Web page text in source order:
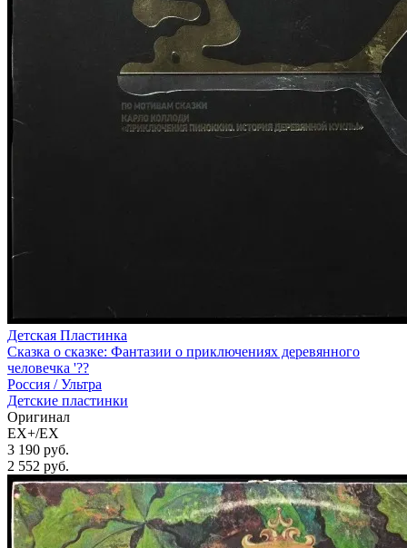
Детская Пластинка
Сказка о сказке: Фантазии о приключениях деревянного
человечка '??
Россия /Ультра
Детские пластинки
Оригинал
EX+/EX
3 190 руб.
2 552 руб.